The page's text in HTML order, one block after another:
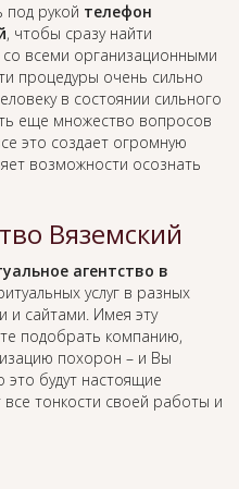
рукой телефон
, чтобы сразу найти
всеми организационными
процедуры очень сильно
в состоянии сильного
еще множество вопросов
это создает огромную
возможности осознать
Вяземский
агентство в
услуг в разных
и сайтами. Имея эту
подобрать компанию,
похорон – и Вы
будут настоящие
тонкости своей работы и